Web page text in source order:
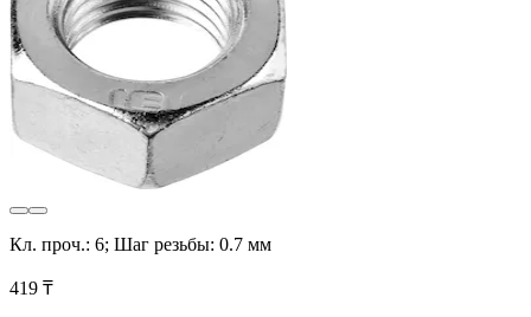
Кл. проч.: 6; Шаг резьбы: 0.7 мм
419 ₸